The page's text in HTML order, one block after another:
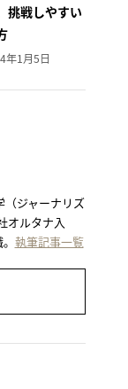
挑戦しやすい
年1月5日
ジャーナリズ
オルタナ入
執筆記事一覧